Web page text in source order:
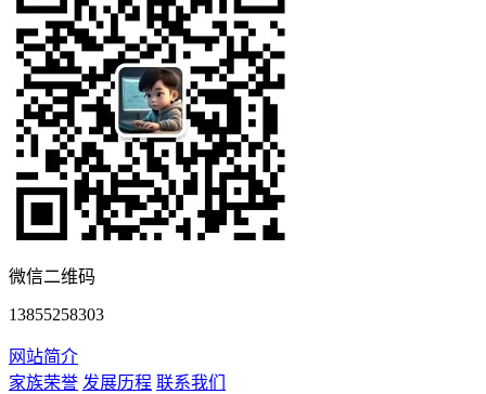
微信二维码
13855258303
网站简介
家族荣誉 发展历程 联系我们